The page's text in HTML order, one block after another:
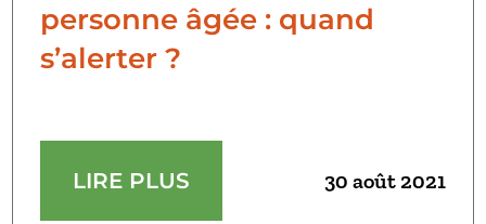
personne âgée : quand
s’alerter ?
LIRE PLUS 30 août 2021